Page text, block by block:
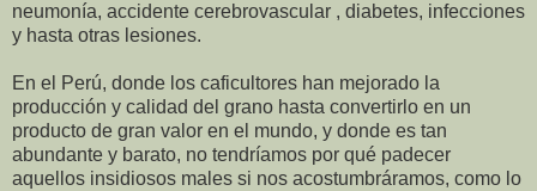
neumonía, accidente cerebrovascular , diabetes, infecciones
y hasta otras lesiones.
En el Perú, donde los caficultores han mejorado la
producción y calidad del grano hasta convertirlo en un
producto de gran valor en el mundo, y donde es tan
abundante y barato, no tendríamos por qué padecer
aquellos insidiosos males si nos acostumbráramos, como lo